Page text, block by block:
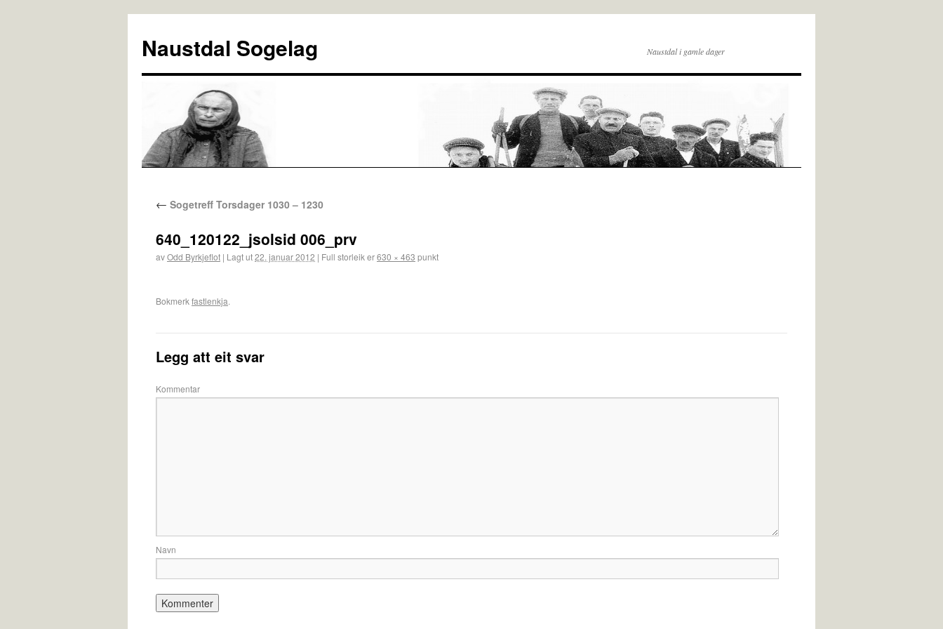
Naustdal Sogelag Naustdal i gamle dager
← Sogetreff Torsdager 1030 – 1230
640_120122_jsolsid 006_prv
avOdd Byrkjeflot | Lagt ut22. januar 2012 | Full storleik er630 × 463 punkt
Bokmerkfastlenkja.
Legg att eit svar
Kommentar
Navn